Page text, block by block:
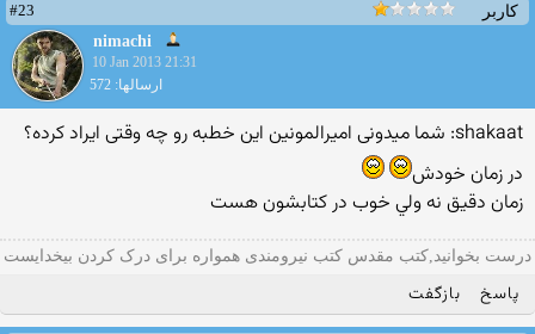
کاربر
#23
nimachi
10 Jan 2013 21:31
ارسالها: 572
shakaat: شما میدونی امیرالمونین این خطبه رو چه وقتی ایراد کرده؟
در زمان خودش
زمان دقيق نه ولي خوب در كتابشون هست
درست بخوانید,کتب مقدس کتب نیرومندی همواره برای درک کردن بیخدایست
پاسخ بازگفت